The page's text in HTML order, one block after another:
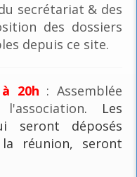
secrétariat & des
des dossiers
depuis ce site.
20h : Assemblée
. Les
seront déposés
réunion, seront